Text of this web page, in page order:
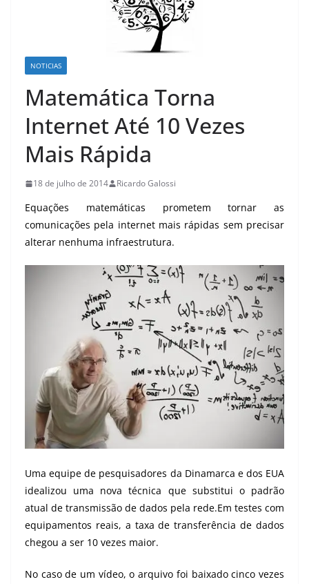
NOTICIAS
Matemática Torna
Internet Até 10 Vezes
Mais Rápida
18 de julho de 2014 Ricardo Galossi
Equações matemáticas prometem tornar as
comunicações pela internet mais rápidas sem precisar
alterar nenhuma infraestrutura.
Uma equipe de pesquisadores da Dinamarca e dos EUA
idealizou uma nova técnica que substitui o padrão
atual de transmissão de dados pela rede.Em testes com
equipamentos reais, a taxa de transferência de dados
chegou a ser 10 vezes maior.
No caso de um vídeo, o arquivo foi baixado cinco vezes